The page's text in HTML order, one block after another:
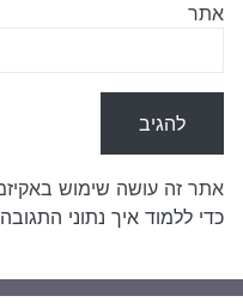
אתר
אתר זה עושה שימוש
כדי ללמוד איך נתוני